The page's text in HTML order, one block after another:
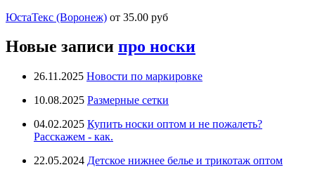
ЮстаТекс (Воронеж) от 35.00 руб
Новые записи про носки
26.11.2025 Новости по маркировке
10.08.2025 Размерные сетки
04.02.2025 Купить носки оптом и не пожалеть?
Расскажем - как.
22.05.2024 Детское нижнее белье и трикотаж оптом